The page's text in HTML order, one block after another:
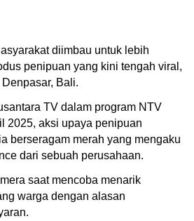
diimbau untuk lebih
penipuan yang kini tengah viral,
Bali.
TV dalam program NTV
2025, aksi upaya penipuan
berseragam merah yang mengaku
dari sebuah perusahaan.
saat mencoba menarik
warga dengan alasan